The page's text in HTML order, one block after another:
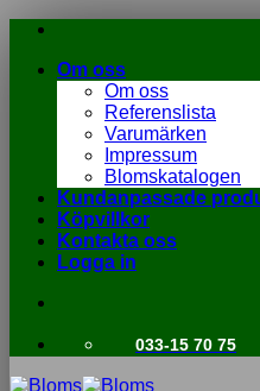
Skip
contentOm oss
Om oss
Referenslista
Varumärken
Impressum
Blomskatalogen
Kundanpassade
Köpvillkor
Kontakta oss
Logga in
033-15 70 75